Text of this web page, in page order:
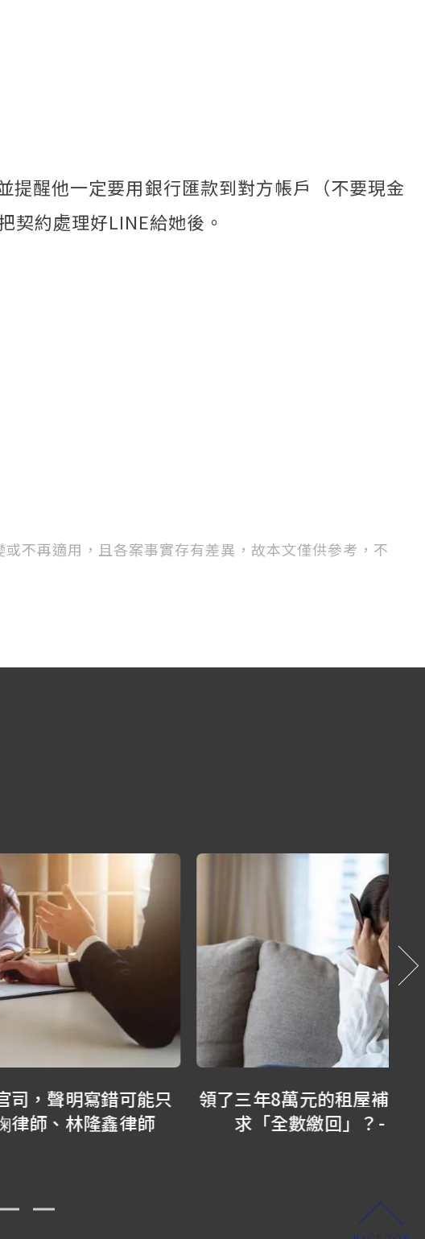
醒他一定要用銀行匯款到對方帳戶（不要現金
契約處理好LINE給她後。
不再適用，且各案事實存有差異，故本文僅供參考，不
只
領了三年8萬元的租屋補助，竟被政府要
求「全數繳回」？- 蘇家宏律師